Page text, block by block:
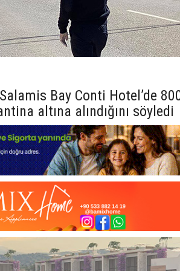
Bay Conti Hotel’de
altına alındığını söyledi